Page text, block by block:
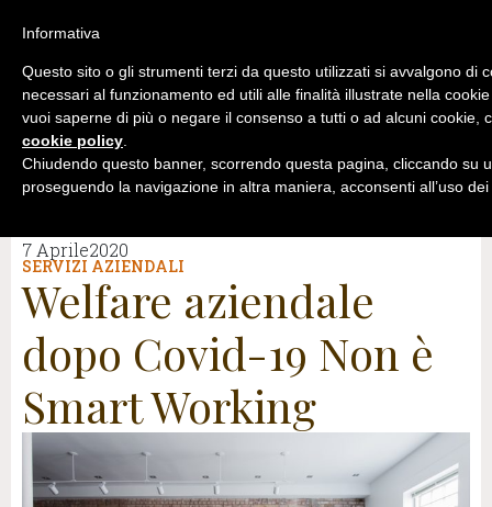
7 Aprile2020
SERVIZI AZIENDALI
Welfare aziendale
dopo Covid-19 Non è
Smart Working
Informativa
Questo sito o gli strumenti terzi da questo utilizzati si avvalgono di
necessari al funzionamento ed utili alle finalità illustrate nella
vuoi saperne di più o negare il consenso a tutti o ad alcuni cookie,
cookie policy.
Chiudendo questo banner, scorrendo questa pagina, cliccando su
proseguendo la navigazione in altra maniera, acconsenti all’uso